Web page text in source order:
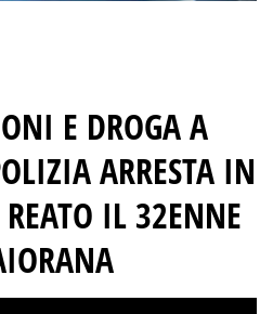
E DROGA A
ARRESTA IN
IL 32ENNE